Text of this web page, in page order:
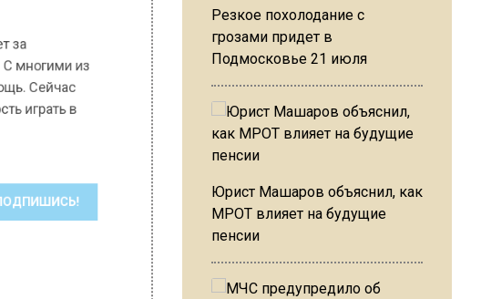
Резкое похолодание с
грозами придет в
Подмосковье 21 июля
Юрист Машаров объяснил, как
МРОТ влияет на будущие
пенсии